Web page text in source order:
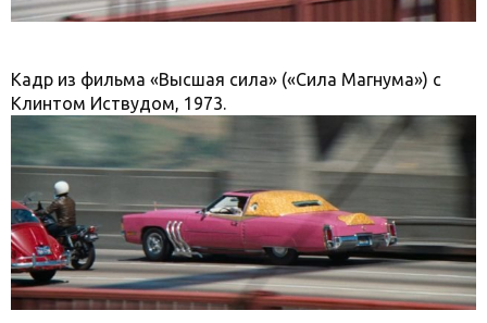
Кадр из фильма «Высшая сила» («Сила Магнума») с
Клинтом Иствудом, 1973.